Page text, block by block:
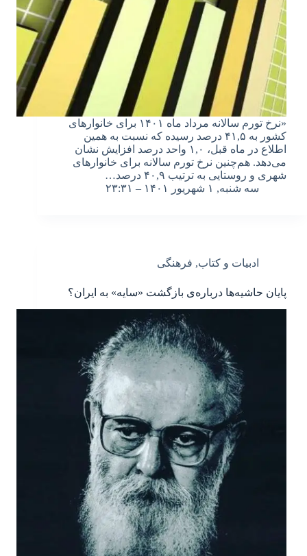
«نرخ تورم سالانه مرداد ماه ۱۴۰۱ برای خانوارهای
کشور به ۴۱,۵ درصد رسیده که نسبت به همین
اطلاع در ماه قبل، ۱,۰ واحد درصد افزایش نشان
می‌دهد. هم‌چنین نرخ تورم سالانه برای خانوارهای
شهری و روستایی به ترتیب ۴۰,۹ درصد…
سه شنبه, ۱ شهریور ۱۴۰۱ – ۲۳:۳۱
ادبیات و کتاب, فرهنگی
پایان حاشیه‌ها درباره‌ی بازگشت «سایه» به ایران؟